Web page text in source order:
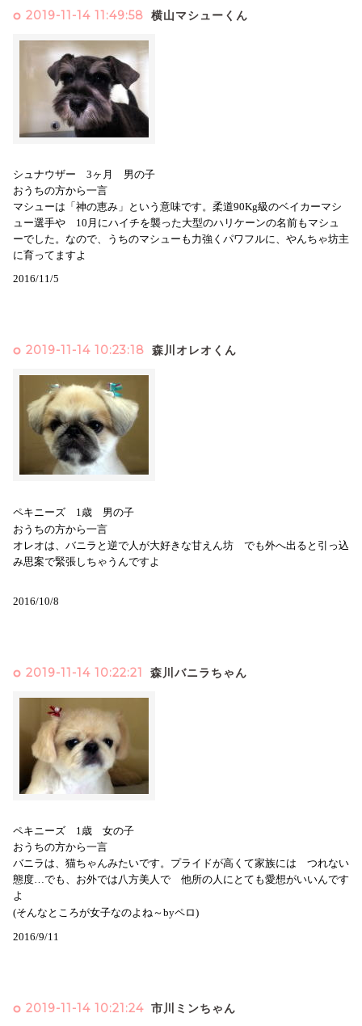
2019-11-14 11:49:58 横山マシューくん
シュナウザー 3ヶ月 男の子
おうちの方から一言
マシューは「神の恵み」という意味です。柔道90Kg級のベイカーマシ
ュー選手や 10月にハイチを襲った大型のハリケーンの名前もマシュ
ーでした。なので、うちのマシューも力強くパワフルに、やんちゃ坊主
に育ってますよ
2016/11/5
2019-11-14 10:23:18 森川オレオくん
ペキニーズ 1歳 男の子
おうちの方から一言
オレオは、バニラと逆で人が大好きな甘えん坊 でも外へ出ると引っ込
み思案で緊張しちゃうんですよ
2016/10/8
2019-11-14 10:22:21 森川バニラちゃん
ペキニーズ 1歳 女の子
おうちの方から一言
バニラは、猫ちゃんみたいです。プライドが高くて家族には つれない
態度…でも、お外では八方美人で 他所の人にとても愛想がいいんです
よ
(そんなところが女子なのよね～byペロ)
2016/9/11
2019-11-14 10:21:24 市川ミンちゃん